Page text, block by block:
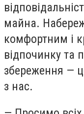
майна.
комфортним і
відпочинку та
збереження —
з нас.